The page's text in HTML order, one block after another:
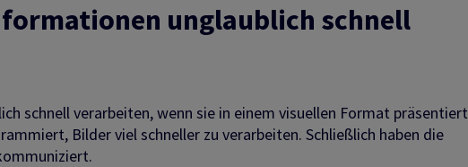
unglaublich schnell
schnell verarbeiten, wenn sie in einem visuellen Format präsentiert
Bilder viel schneller zu verarbeiten. Schließlich haben die